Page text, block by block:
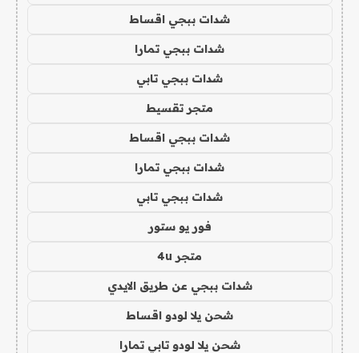
شدات ببجي اقساط
شدات ببجي تمارا
شدات ببجي تابي
متجر تقسيط
شدات ببجي اقساط
شدات ببجي تمارا
شدات ببجي تابي
فور يو ستور
متجر 4u
شدات ببجي عن طريق الايدي
شحن يلا لودو اقساط
شحن يلا لودو تابي تمارا